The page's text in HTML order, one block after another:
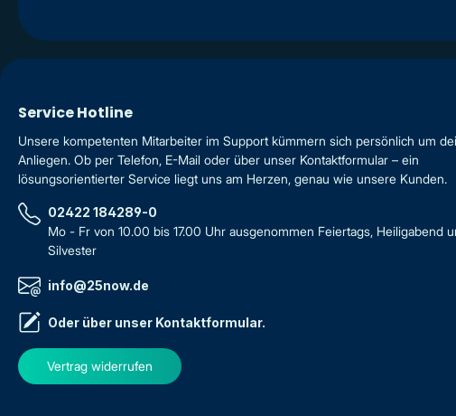
Service Hotline
Unsere kompetenten Mitarbeiter im Support kümmern sich persönlich um
Anliegen. Ob per Telefon, E-Mail oder über unser Kontaktformular – ein
lösungsorientierter Service liegt uns am Herzen, genau wie unsere Kunden.
02422 184289-0
Mo - Fr von 10.00 bis 17.00 Uhr ausgenommen Feiertags, Heiligabend
Silvester
info@25now.de
Oder über unser Kontaktformular.
Vertrag widerrufen